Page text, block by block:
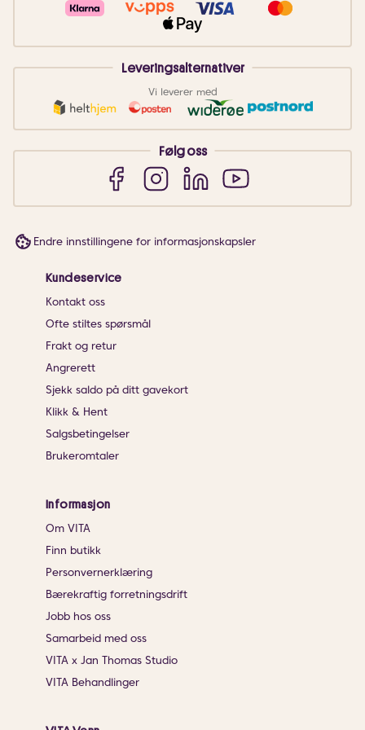
Leveringsalternativer
Vi leverer med
Følg oss
Endre innstillingene for informasjonskapsler
Kundeservice
Kontakt oss
Ofte stiltes spørsmål
Frakt og retur
Angrerett
Sjekk saldo på ditt gavekort
Klikk & Hent
Salgsbetingelser
Brukeromtaler
Informasjon
Om VITA
Finn butikk
Personvernerklæring
Bærekraftig forretningsdrift
Jobb hos oss
Samarbeid med oss
VITA x Jan Thomas Studio
VITA Behandlinger